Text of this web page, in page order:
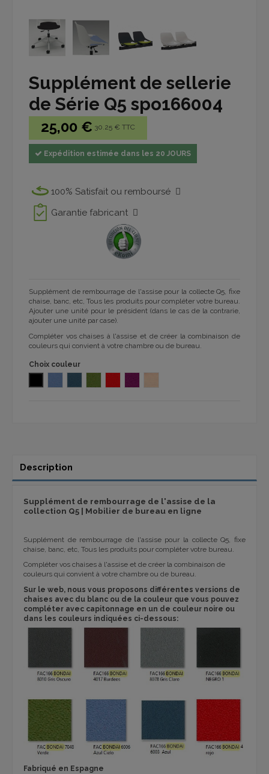
Supplément de sellerie
de Série Q5 spo166004
25,00 € 30.25 € TTC
Expédition estimée dans les 20 JOURS
100% Satisfait ou remboursé
Garantie fabricant
Supplément de rembourrage de l'assise pour la collecte Q5, fixe
chaise, banc, etc, Tous les produits pour compléter votre bureau.
Ajouter une unité pour le président (dans le cas de la contrarie,
ajouter une unité par case).
Compléter vos chaises à l'assise et de créer la combinaison de
couleurs qui convient à votre chambre ou de bureau.
Choix couleur
Description
Supplément de rembourrage de l'assise de la
collection Q5 | Mobilier de bureau en ligne
Supplément de rembourrage de l'assise pour la collecte Q5, fixe
chaise, banc, etc, Tous les produits pour compléter votre bureau.
Compléter vos chaises à l'assise et de créer la combinaison de
couleurs qui convient à votre chambre ou de bureau.
Sur le web, nous vous proposons différentes versions de
chaises avec du blanc ou de la couleur que vous pouvez
compléter avec capitonnage en un de couleur noire ou
dans les couleurs indiquées ci-dessous:
Fabriqué en Espagne